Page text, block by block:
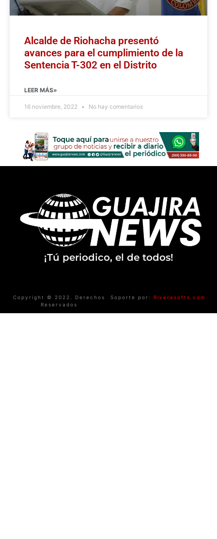
Alcalde de Riohacha presentó
avances para el cumplimiento de la
Sentencia T-302 en el Distrito
LEER MÁS»
16 noviembre, 2022 No hay comentarios
¡Tú periodico, el de todos!
Copyright © 2022. Derechos
Reservados
Soporte por: Riverasofts.com